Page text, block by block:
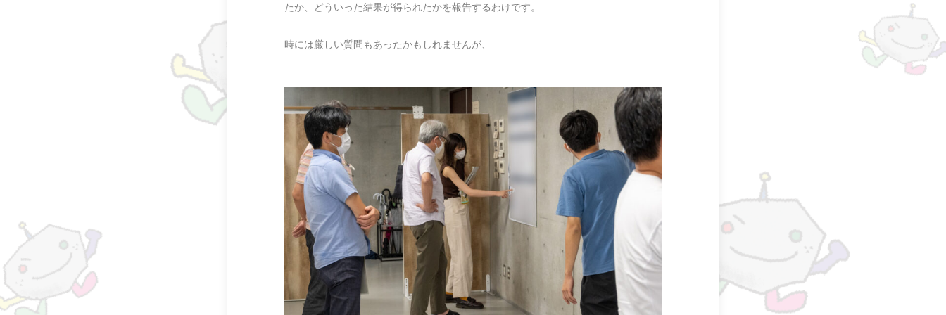
たか、どういった結果が得られたかを報告するわけです。
時には厳しい質問もあったかもしれませんが、